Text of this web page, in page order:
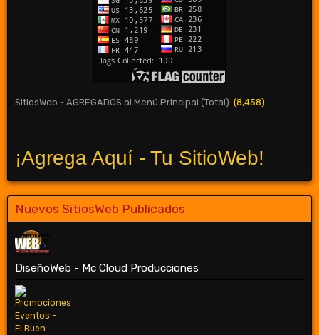
SitiosWeb - AGREGADOS al Menú Principal (Total) (8,458)
¡Agrega Aquí - Tu SitioWeb!
Nuevos SitiosWeb Publicados
DiseñoWeb - Mc Cloud Producciones